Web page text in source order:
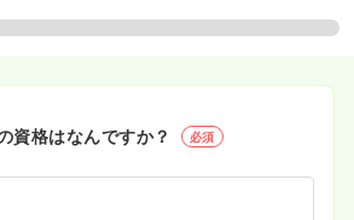
資格はなんですか？ 必須